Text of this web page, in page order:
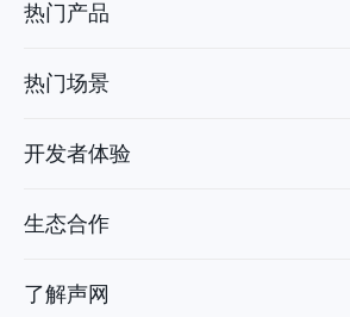
热门产品
热门场景
开发者体验
生态合作
了解声网